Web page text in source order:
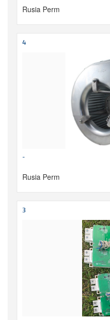
Rusia Perm
4
-
Rusia Perm
3